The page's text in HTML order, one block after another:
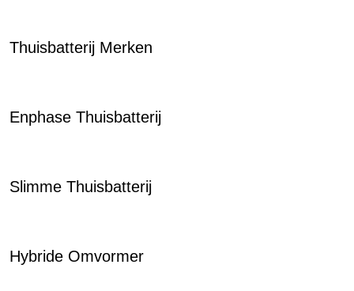
Thuisbatterij Merken
Enphase Thuisbatterij
Slimme Thuisbatterij
Hybride Omvormer